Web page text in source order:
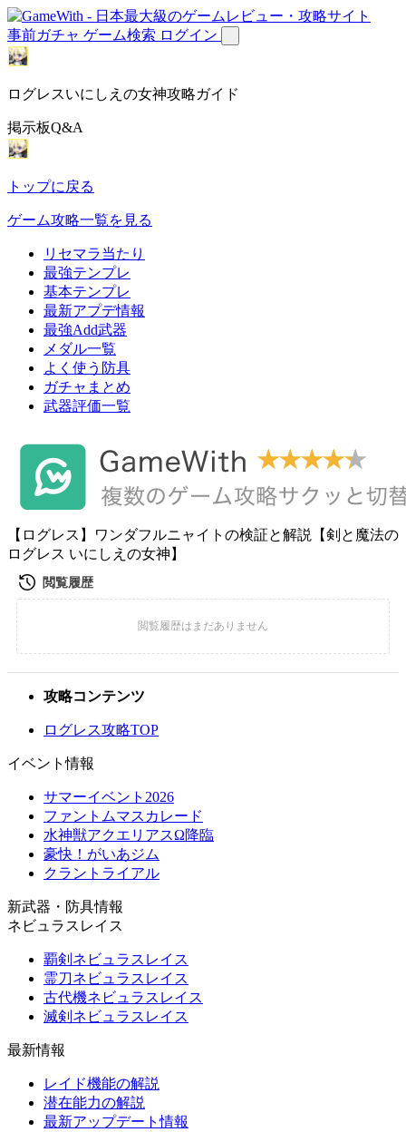
事前ガチャ ゲーム検索 ログイン
ログレスいにしえの女神攻略ガイド
掲示板Q&A
トップに戻る
ゲーム攻略一覧を見る
リセマラ当たり
最強テンプレ
基本テンプレ
最新アプデ情報
最強Add武器
メダル一覧
よく使う防具
ガチャまとめ
武器評価一覧
【ログレス】ワンダフルニャイトの検証と解説【剣と魔法の
ログレス いにしえの女神】
攻略コンテンツ
ログレス攻略TOP
イベント情報
サマーイベント2026
ファントムマスカレード
水神獣アクエリアスΩ降臨
豪快！がいあジム
クラントライアル
新武器・防具情報
ネビュラスレイス
覇剣ネビュラスレイス
霊刀ネビュラスレイス
古代機ネビュラスレイス
滅剣ネビュラスレイス
最新情報
レイド機能の解説
潜在能力の解説
最新アップデート情報